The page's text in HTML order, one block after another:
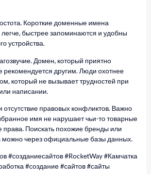
Короткие доменные имена
быстрее запоминаются и удобны
устройства.
Домен, который приятно
рекомендуется другим. Люди охотнее
который не вызывает трудностей при
написании.
отсутствие правовых конфликтов. Важно
имя не нарушает чьи-то товарные
права. Поискать похожие бренды или
через официальные базы данных.
#созданиесайтов #RocketWay #Камчатка
#создание #сайтов #сайты